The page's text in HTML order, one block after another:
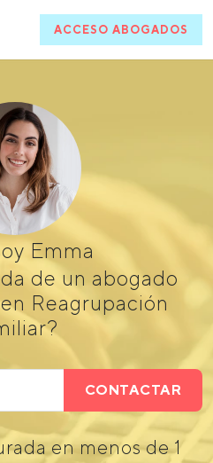
ACCESO ABOGADOS
Emma
de un abogado
Reagrupación
CONTACTAR
en menos de 1